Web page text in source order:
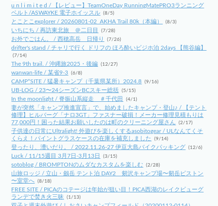
u n l i m i t e d / 【レビュー】TeamOneDay RunningMatePRO3ランニング
ベルト/ASWAYKE 電子ホイッスル (8/5)
とことこexplorer / 20260801-02_AKHA Trail 80k（本編） (8/3)
いちにち / 再訪東北旅 ＠二日目 (7/28)
お外でごはん。 / 西穂高岳 日帰り (7/26)
drifter's stand / チャリで行く ドリフの ほろ酔いビジホ泊 2days 【熊谷編】
(7/14)
The 9th trail. / 沖縄旅2025・後編 (12/27)
wanwan-life / 某省9-3 (6/8)
CAMP*SITE / 猛暑キャンプ（千葉県某所）2024.8 (9/16)
UB-LOG / 23〜24シーズンBCスキー総括 (5/15)
In the moonlight / 脊振山系縦走 ＃千代田 (4/1)
妻が突然「キャンプ推進宣言」で、始めましたキャンプ・登山♪ / 【テント
修理】ヒルバーグ「ナロ3GT」ファスナー破損！メーカー修理見積もりは
77,000円！困った結果お願いしたのは町のクリーニング屋さん
(2/17)
子供達の日常にUltralight! 外遊びを楽しくするasobitogear / ULなんてくそ
くらえ！パイントグラスケースの在庫を補充しました
(9/14)
登ったり、漕いだり。 / 2022.11.26-27 伊豆大島バイクパッキング (12/6)
Luck / 11/15週目 3月7日-3月13日 (3/15)
sotoblog / BROMPTONのムダなカスタムを楽しむ (2/28)
山旅ロッジ / 立山・劔岳 テント泊 DAY2 剱沢キャンプ場〜剱岳ピストン
〜室堂へ (8/18)
FREE SITE / PICAのコテージは年始が狙い目！PICA西湖のレイクビューグ
ランデで焚き火三昧
(1/13)